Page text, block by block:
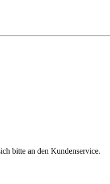
bitte an den Kundenservice.